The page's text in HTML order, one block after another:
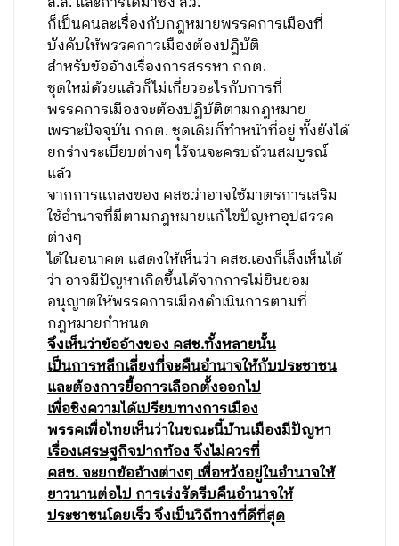
ก็เป็นคนละเรื่องกับกฎหมายพรรคการเมืองที่
บังคับให้พรรคการเมืองต้องปฏิบัติ
สำหรับข้ออ้างเรื่องการสรรหา กกต.
ชุดใหม่ด้วยแล้วก็ไม่เกี่ยวอะไรกับการที่
พรรคการเมืองจะต้องปฏิบัติตามกฎหมาย
เพราะปัจจุบัน กกต. ชุดเดิมก็ทำหน้าที่อยู่ ทั้งยังได้
ยกร่างระเบียบต่างๆ ไว้จนจะครบถ้วนสมบูรณ์
แล้ว
จากการแถลงของ คสช.ว่าอาจใช้มาตรการเสริม
ใช้อำนาจที่มีตามกฎหมายแก้ไขปัญหาอุปสรรค
ต่างๆ
ได้ในอนาคต แสดงให้เห็นว่า คสช.เองก็เล็งเห็นได้
ว่า อาจมีปัญหาเกิดขึ้นได้จากการไม่ยินยอม
อนุญาตให้พรรคการเมืองดำเนินการตามที่
กฎหมายกำหนด
จึงเห็นว่าข้ออ้างของ คสช.ทั้งหลายนั้น
เป็นการหลีกเลี่ยงที่จะคืนอำนาจให้กับประชาชน
และต้องการยื้อการเลือกตั้งออกไป
เพื่อชิงความได้เปรียบทางการเมือง
พรรคเพื่อไทยเห็นว่าในขณะนี้บ้านเมืองมีปัญหา
เรื่องเศรษฐกิจปากท้อง จึงไม่ควรที่
คสช. จะยกข้ออ้างต่างๆ เพื่อหวังอยู่ในอำนาจให้
ยาวนานต่อไป การเร่งรัดรีบคืนอำนาจให้
ประชาชนโดยเร็ว จึงเป็นวิถีทางที่ดีที่สุด